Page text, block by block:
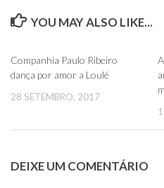
YOU MAY ALSO LIKE...
Companhia Paulo Ribeiro
dança por amor a Loulé
28 SETEMBRO, 2017
DEIXE UM COMENTÁRIO